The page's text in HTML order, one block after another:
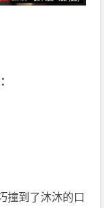
撞到了沐沐的口